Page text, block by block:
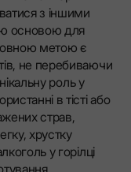
з іншими
основою для
метою є
не перебиваючи
роль у
в тісті або
страв,
хрустку
у горілці